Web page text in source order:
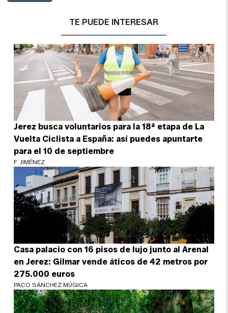
TE PUEDE INTERESAR
Jerez busca voluntarios para la 18ª etapa de La
Vuelta Ciclista a España: así puedes apuntarte
para el 10 de septiembre
F. JIMÉNEZ
Casa palacio con 16 pisos de lujo junto al Arenal
en Jerez: Gilmar vende áticos de 42 metros por
275.000 euros
PACO SÁNCHEZ MÚGICA